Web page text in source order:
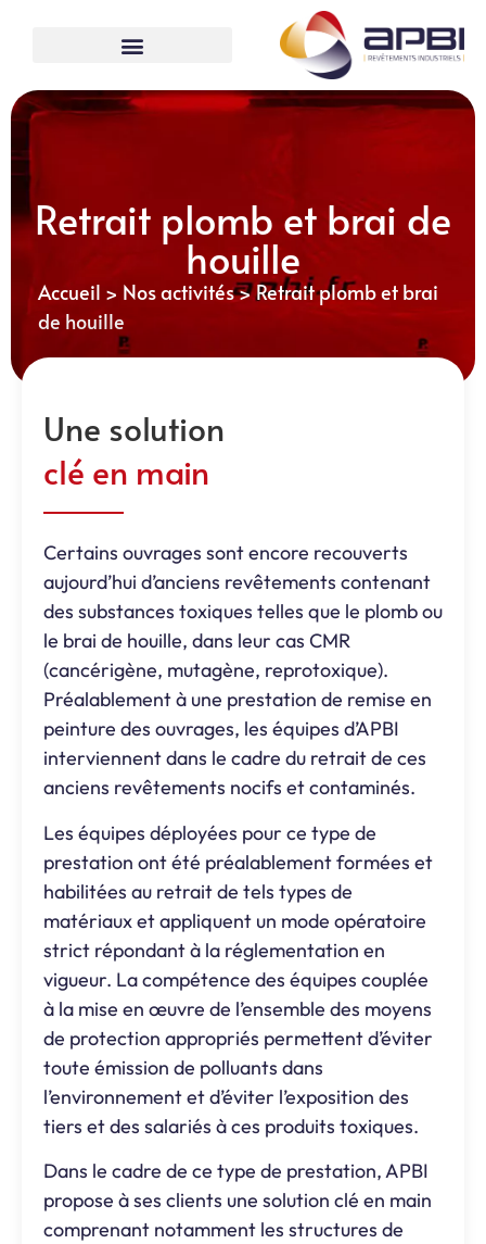
Retrait plomb et brai de
houille
Accueil > Nos activités>Retrait plomb et brai
de houille
Une solution
clé en main
Certains ouvrages sont encore recouverts
aujourd’hui d’anciens revêtements contenant
des substances toxiques telles que le plomb ou
le brai de houille, dans leur cas CMR
(cancérigène, mutagène, reprotoxique).
Préalablement à une prestation de remise en
peinture des ouvrages, les équipes d’APBI
interviennent dans le cadre du retrait de ces
anciens revêtements nocifs et contaminés.
Les équipes déployées pour ce type de
prestation ont été préalablement formées et
habilitées au retrait de tels types de
matériaux et appliquent un mode opératoire
strict répondant à la réglementation en
vigueur. La compétence des équipes couplée
à la mise en œuvre de l’ensemble des moyens
de protection appropriés permettent d’éviter
toute émission de polluants dans
l’environnement et d’éviter l’exposition des
tiers et des salariés à ces produits toxiques.
Dans le cadre de ce type de prestation, APBI
propose à ses clients une solution clé en main
comprenant notamment les structures de